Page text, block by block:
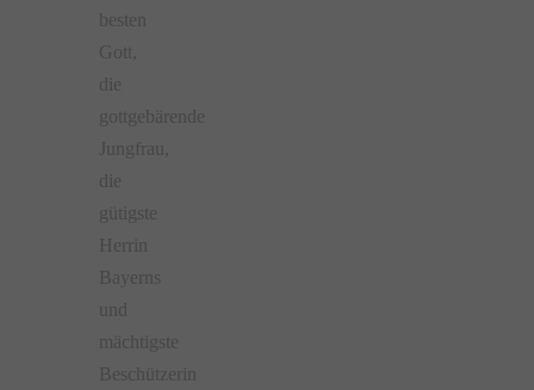
besten
Gott,
die
gottgebärende
Jungfrau,
die
gütigste
Herrin
Bayerns
und
mächtigste
Beschützerin